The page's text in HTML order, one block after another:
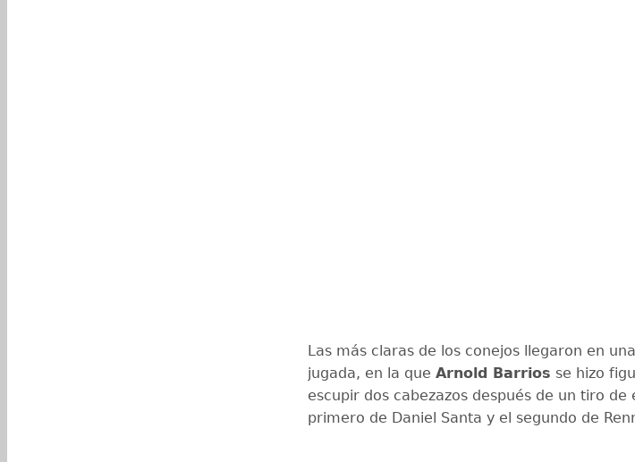
Las más claras de los conejos llegaron en
jugada, en la que Arnold Barrios se hizo
escupir dos cabezazos después de un tiro de
primero de Daniel Santa y el segundo de